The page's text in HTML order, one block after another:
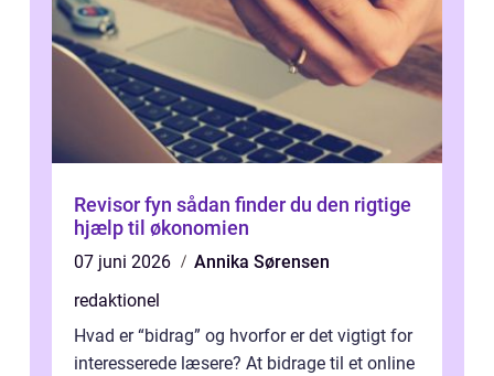
Revisor fyn sådan finder du den rigtige
hjælp til økonomien
07 juni 2026
Annika Sørensen
redaktionel
Hvad er “bidrag” og hvorfor er det vigtigt for
interesserede læsere? At bidrage til et online